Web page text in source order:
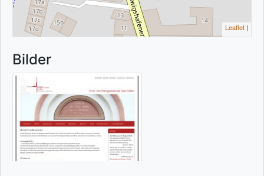
Leaflet |
Bilder